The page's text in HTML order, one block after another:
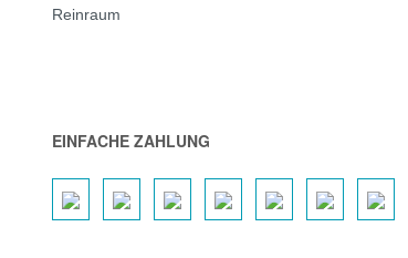
Reinraum
EINFACHE ZAHLUNG